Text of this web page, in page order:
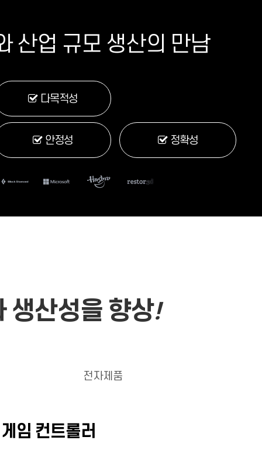
산업 규모 생산의 만남
다목적성
안정성 정확성
생산성을 향상!
전자제품
임 컨트롤러